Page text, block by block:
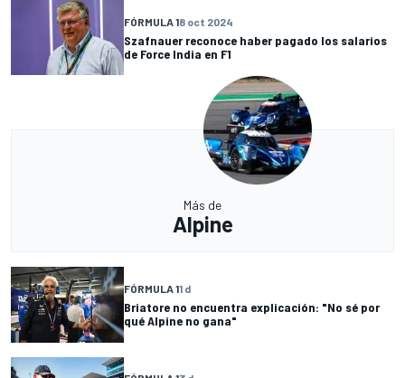
FÓRMULA 18 oct 2024
Szafnauer reconoce haber pagado los salarios
de Force India en F1
Más de
Alpine
FÓRMULA 11 d
Briatore no encuentra explicación: "No sé por
qué Alpine no gana"